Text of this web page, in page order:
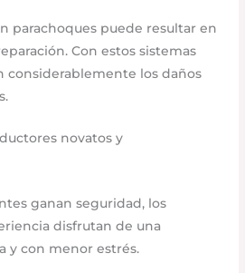
parachoques puede resultar en
Con estos sistemas
considerablemente los daños
novatos y
ganan seguridad, los
disfrutan de una
y con menor estrés.